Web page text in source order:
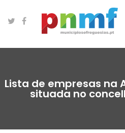
Lista de empresas na
situada no